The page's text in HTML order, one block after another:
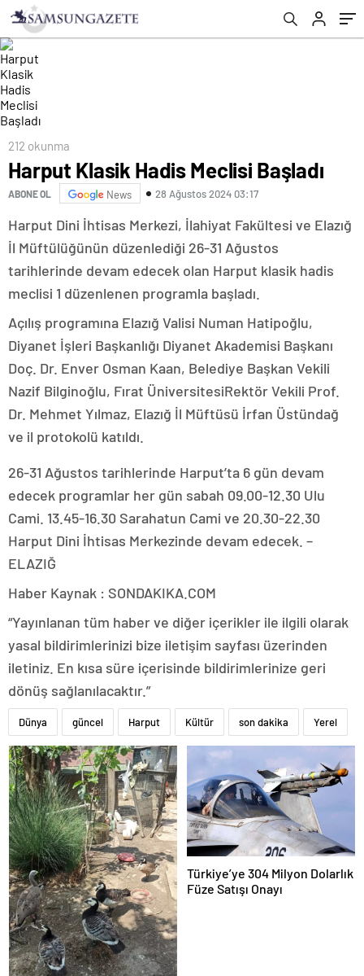
212 okunma
Harput Klasik Hadis Meclisi Başladı
ABONE OL News 28 Ağustos 2024 03:17
Harput Dini İhtisas Merkezi, İlahiyat Fakültesi ve Elazığ
İl Müftülüğünün düzenlediği 26-31 Ağustos
tarihlerinde devam edecek olan Harput klasik hadis
meclisi 1 düzenlenen programla başladı.
Açılış programına Elazığ Valisi Numan Hatipoğlu,
Diyanet İşleri Başkanlığı Diyanet Akademisi Başkanı
Doç. Dr. Enver Osman Kaan, Belediye Başkan Vekili
Nazif Bilginoğlu, Fırat ÜniversitesiRektör Vekili Prof.
Dr. Mehmet Yılmaz, Elazığ İl Müftüsü İrfan Üstündağ
ve il protokolü katıldı.
26-31 Ağustos tarihlerinde Harput’ta 6 gün devam
edecek programlar her gün sabah 09.00-12.30 Ulu
Cami. 13.45-16.30 Sarahatun Cami ve 20.30-22.30
Harput Dini İhtisas Merkezinde devam edecek. –
ELAZIĞ
Haber Kaynak : SONDAKIKA.COM
“Yayınlanan tüm haber ve diğer içerikler ile ilgili olarak
yasal bildirimlerinizi bize iletişim sayfası üzerinden
iletiniz. En kısa süre içerisinde bildirimlerinize geri
dönüş sağlanılacaktır.”
Dünya güncel Harput Kültür son dakika Yerel
Türkiye’ye 304 Milyon Dolarlık
Füze Satışı Onayı